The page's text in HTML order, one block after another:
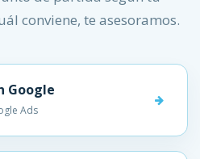
conviene, te asesoramos.
Google
Ads